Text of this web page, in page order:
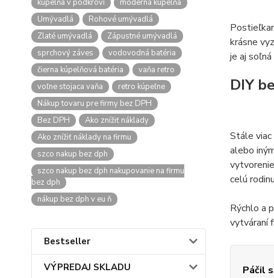
kúpelňa v podkroví
moderná kúpelňa
Umývadlá
Rohové umývadlá
Zlaté umývadlá
Zápustné umývadlá
sprchový záves
vodovodná batéria
čierna kúpelňová batéria
vaňa retro
voľne stojaca vaňa
retro kúpeľne
Nákup tovaru pre firmy bez DPH
Bez DPH
Ako znížiť náklady
Ako znížiť náklady na firmu
szco nakup bez dph
szco nakup bez dph nakupovanie na firmu
bez dph
nákup bez dph v eu ň
Bestseller
VÝPREDAJ SKLADU
krásne
je aj
DIY
Stále
alebo
celú
Rýchlo a
vytváraní
Páčil